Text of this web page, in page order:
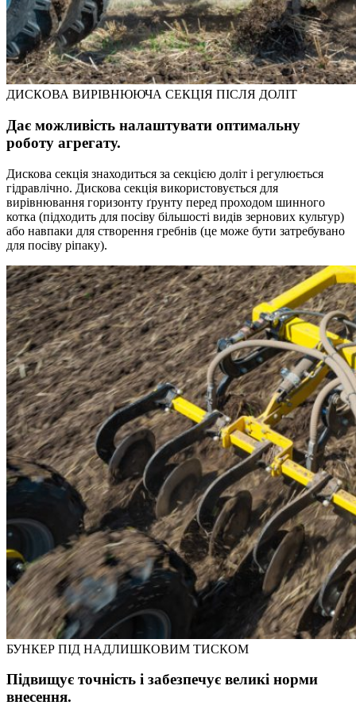
ДИСКОВА ВИРІВНЮЮЧА СЕКЦІЯ ПІСЛЯ ДОЛІТ
Дає можливість налаштувати оптимальну
роботу агрегату.
Дискова секція знаходиться за секцією доліт і регулюється
гідравлічно. Дискова секція використовується для
вирівнювання горизонту ґрунту перед проходом шинного
котка (підходить для посіву більшості видів зернових культур)
або навпаки для створення гребнів (це може бути затребувано
для посіву ріпаку).
БУНКЕР ПІД НАДЛИШКОВИМ ТИСКОМ
Підвищує точність і забезпечує великі норми
внесення.